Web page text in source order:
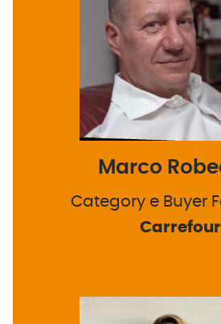
Marco
Category e Buyer
Carrefour